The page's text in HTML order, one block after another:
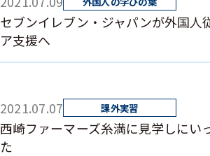
セブンイレブン・ジャパンが外国人
ア支援へ
2021.07.07
西崎ファーマーズ糸満に見学しにい
た